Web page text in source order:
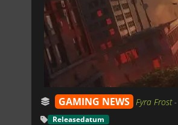
GAMING NEWS Fyra Frost-
Releasedatum